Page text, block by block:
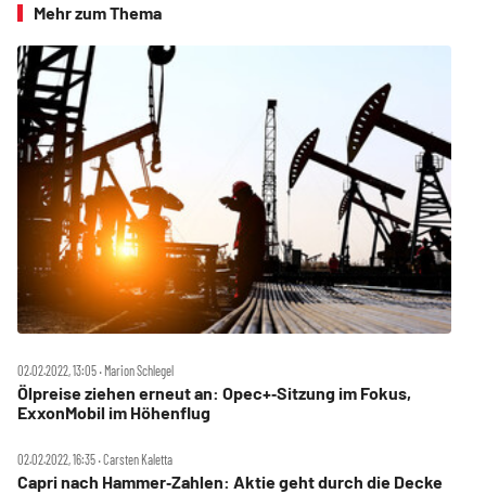
Mehr zum Thema
02.02.2022, 13:05 ‧ Marion Schlegel
Ölpreise ziehen erneut an: Opec+‑Sitzung im Fokus,
ExxonMobil im Höhenflug
02.02.2022, 16:35 ‧ Carsten Kaletta
Capri nach Hammer‑Zahlen: Aktie geht durch die Decke